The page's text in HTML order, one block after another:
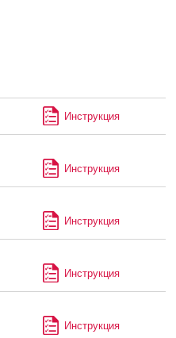
Инструкция
Инструкция
Инструкция
Инструкция
Инструкция